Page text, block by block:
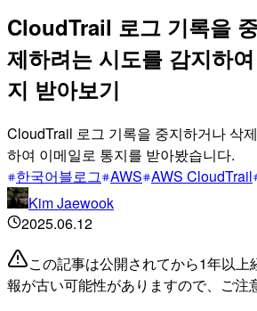
CloudTrail 로그 기록을
제하려는 시도를 감지하
지 받아보기
CloudTrail 로그 기록을 중지하거나 삭
하여 이메일로 통지를 받아봤습니다.
한국어블로그 AWS AWS CloudTrail
Kim Jaewook
2025.06.12
この記事は公開されてから1年以上
報が古い可能性がありますので、ご注